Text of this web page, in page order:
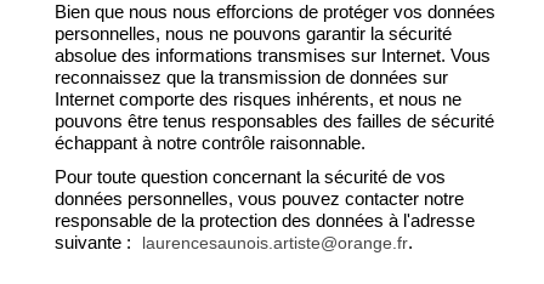
Bien que nous nous efforcions de protéger vos données
personnelles, nous ne pouvons garantir la sécurité
absolue des informations transmises sur Internet. Vous
reconnaissez que la transmission de données sur
Internet comporte des risques inhérents, et nous ne
pouvons être tenus responsables des failles de sécurité
échappant à notre contrôle raisonnable.
Pour toute question concernant la sécurité de vos
données personnelles, vous pouvez contacter notre
responsable de la protection des données à l'adresse
suivante :
laurencesaunois.artiste@orange.fr.